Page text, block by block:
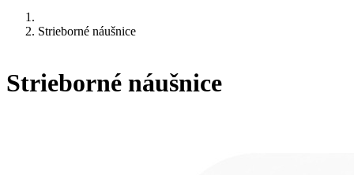
Strieborné náušnice
Strieborné náušnice